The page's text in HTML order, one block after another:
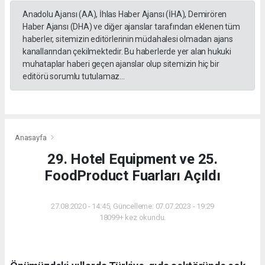
Anadolu Ajansı (AA), İhlas Haber Ajansı (İHA), Demirören
Haber Ajansı (DHA) ve diğer ajanslar tarafından eklenen tüm
haberler, sitemizin editörlerinin müdahalesi olmadan ajans
kanallarından çekilmektedir. Bu haberlerde yer alan hukuki
muhataplar haberi geçen ajanslar olup sitemizin hiç bir
editörü sorumlu tutulamaz...
Anasayfa
29. Hotel Equipment ve 25.
FoodProduct Fuarları Açıldı
27.08.2020 - 14:45, Güncelleme: 07.07.2023 - 19:29
18099+ kez okundu.